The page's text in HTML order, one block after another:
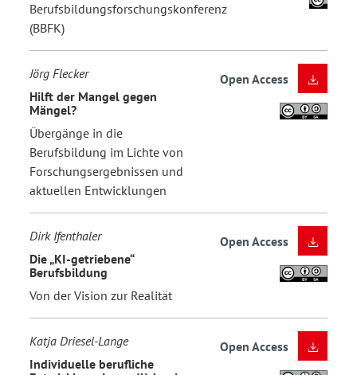
Berufsbildungsforschungskonferenz
(BBFK)
Jörg Flecker
Hilft der Mangel gegen
Mängel?
Übergänge in die
Berufsbildung im Lichte von
Forschungsergebnissen und
aktuellen Entwicklungen
Open Access
Dirk Ifenthaler
Die „KI-getriebene“
Berufsbildung
Von der Vision zur Realität
Open Access
Katja Driesel-Lange
Individuelle berufliche
Open Access